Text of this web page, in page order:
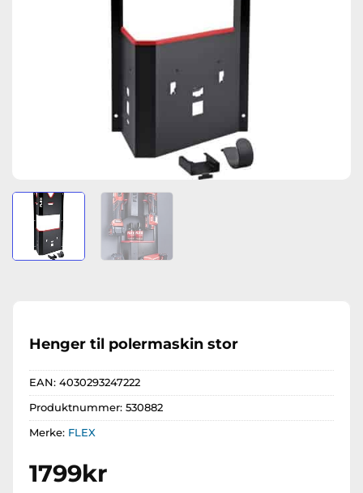
Henger til polermaskin stor
EAN: 4030293247222
Produktnummer: 530882
Merke: FLEX
1799kr